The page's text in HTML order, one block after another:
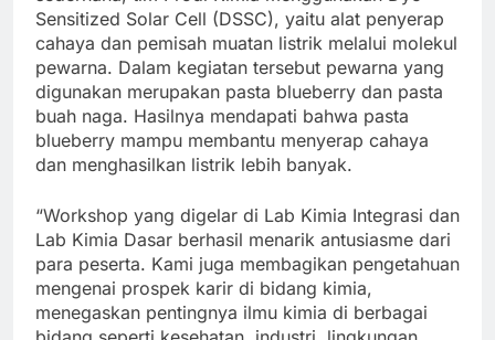
Sensitized Solar Cell (DSSC), yaitu alat penyerap
cahaya dan pemisah muatan listrik melalui molekul
pewarna. Dalam kegiatan tersebut pewarna yang
digunakan merupakan pasta blueberry dan pasta
buah naga. Hasilnya mendapati bahwa pasta
blueberry mampu membantu menyerap cahaya
dan menghasilkan listrik lebih banyak.
“Workshop yang digelar di Lab Kimia Integrasi dan
Lab Kimia Dasar berhasil menarik antusiasme dari
para peserta. Kami juga membagikan pengetahuan
mengenai prospek karir di bidang kimia,
menegaskan pentingnya ilmu kimia di berbagai